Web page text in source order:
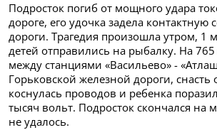
Подросток погиб от мощного удара
дороге, его удочка задела контактную
дороги. Трагедия произошла утром, 1
детей отправились на рыбалку. На
между станциями «Васильево» -
Горьковской железной дороги, снасть
коснулась проводов и ребенка
тысяч вольт. Подросток скончался на
не удалось.